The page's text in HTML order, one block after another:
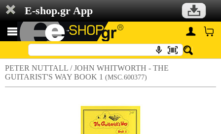
E-shop.gr App
PETER NUTTALL / JOHN WHITWORTH - THE
GUITARIST'S WAY BOOK 1 (MSC.600377)